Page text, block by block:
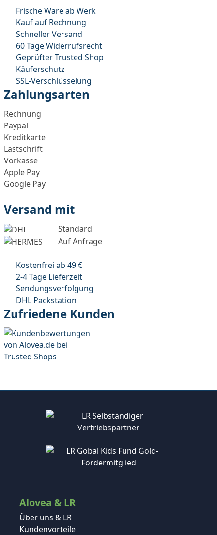
Frische Ware ab Werk
Kauf auf Rechnung
Schneller Versand
60 Tage Widerrufsrecht
Geprüfter Trusted Shop
Käuferschutz
SSL-Verschlüsselung
Zahlungsarten
Rechnung
Paypal
Kreditkarte
Lastschrift
Vorkasse
Apple Pay
Google Pay
Versand mit
Standard
Auf Anfrage
Kostenfrei ab 49 €
2-4 Tage Lieferzeit
Sendungsverfolgung
DHL Packstation
Zufriedene Kunden
Alovea & LR
Über uns & LR
Kundenvorteile